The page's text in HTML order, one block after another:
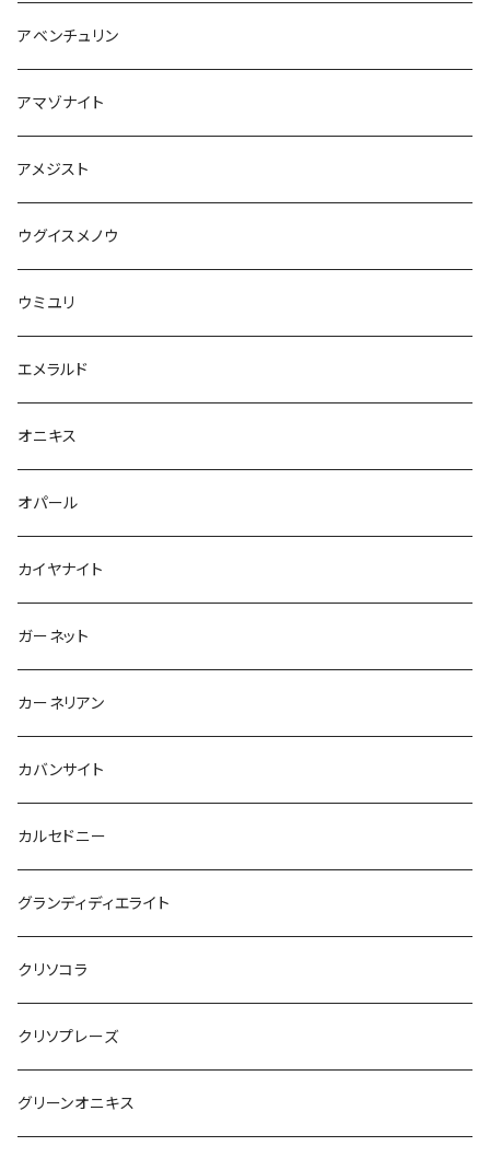
アベンチュリン
アマゾナイト
アメジスト
ウグイスメノウ
ウミユリ
エメラルド
オニキス
オパール
カイヤナイト
ガーネット
カーネリアン
カバンサイト
カルセドニー
グランディディエライト
クリソコラ
クリソプレーズ
グリーンオニキス